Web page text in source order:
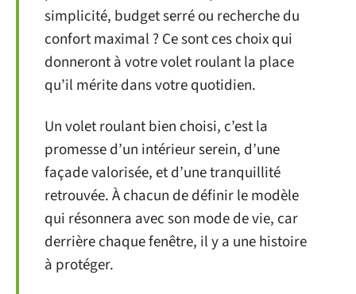
simplicité, budget serré ou recherche du
confort maximal ? Ce sont ces choix qui
donneront à votre volet roulant la place
qu’il mérite dans votre quotidien.
Un volet roulant bien choisi, c’est la
promesse d’un intérieur serein, d’une
façade valorisée, et d’une tranquillité
retrouvée. À chacun de définir le modèle
qui résonnera avec son mode de vie, car
derrière chaque fenêtre, il y a une histoire
à protéger.